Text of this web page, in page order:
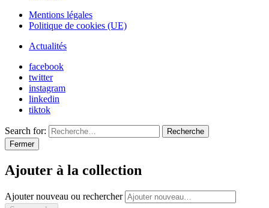
Mentions légales
Politique de cookies (UE)
Actualités
facebook
twitter
instagram
linkedin
tiktok
Search for:
Recherche
Fermer
Ajouter à la collection
Ajouter nouveau ou rechercher